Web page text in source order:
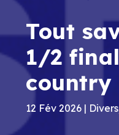
Tout
1/2
country
12 Fév 2026 | Divers